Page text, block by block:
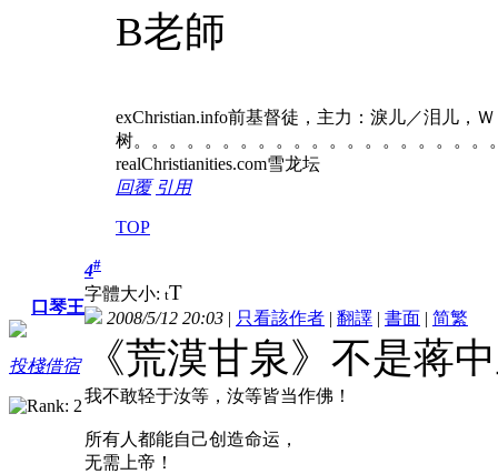
B老師
exChristian.info前基督徒，主力：淚儿／泪儿，
树。。。。。。。。。。。。。。。。。。。
realChristianities.com雪龙坛
回覆 引用
TOP
口琴王
投棧借宿
4#
字體大小: tT
2008/5/12 20:03 | 只看該作者 | 翻譯 | 書面 | 简繁
《荒漠甘泉》不是蒋
我不敢轻于汝等，汝等皆当作佛！
所有人都能自己创造命运，
无需上帝！